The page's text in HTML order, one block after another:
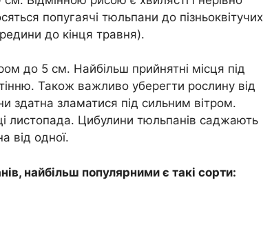
попугаячі тюльпани до пізньоквітучих
до кінця травня).
до 5 см. Найбільш прийнятні місця під
Також важливо уберегти рослину від
здатна зламатися під сильним вітром.
листопада. Цибулини тюльпанів саджають
від одної.
найбільш популярними є такі сорти: